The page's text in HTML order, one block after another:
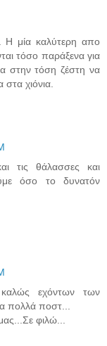
Η μία καλύτερη απο
τόσο παράξενα για
στην τόση ζέστη να
χιόνια.
τις θάλασσες και
όσο το δυνατόν
εχόντων των
πολλά ποστ...
φιλώ...